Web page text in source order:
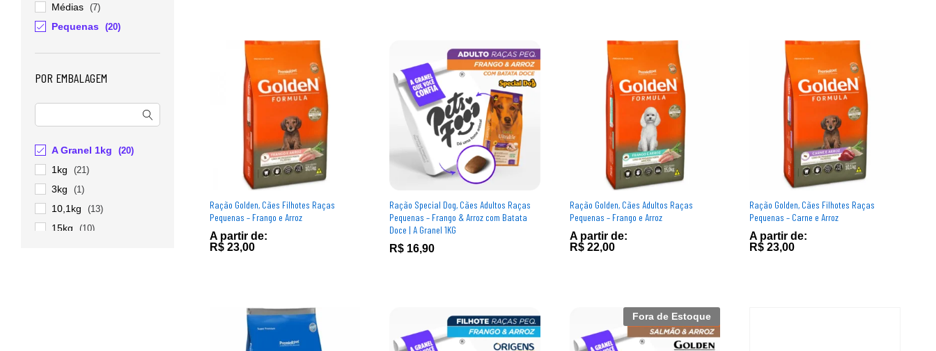
Ração Golden, Cães Filhotes Raças
Pequenas – Frango e Arroz
A partir de:
R$23,00
R$23,00
Ração Special Dog, Cães Adultos Raças
Pequenas – Frango & Arroz com Batata
Doce | A Granel 1KG
R$ 16,90
R$ 16,90
Ração Golden, Cães Adultos Raças
Pequenas – Frango e Arroz
A partir de:
R$22,00
R$22,00
Ração Golden, Cães Filhotes Raças
Pequenas – Carne e Arroz
A partir de:
R$ 23,00
R$ 23,00
Fora de Estoque
Médias (7)
Pequenas (20)
POR EMBALAGEM
A Granel 1kg (20)
1kg (21)
3kg (1)
10,1kg (13)
15kg (10)